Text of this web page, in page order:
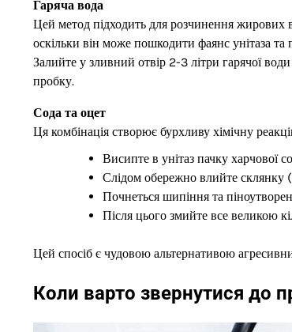
Гаряча вода
Цей метод підходить для розчинення жирових
оскільки він може пошкодити фаянс унітаза
Залийте у зливний отвір 2-3 літри гарячої
пробку.
Сода та оцет
Ця комбінація створює бурхливу хімічну
Висипте в унітаз пачку харчової
Слідом обережно влийте склянку
Почнеться шипіння та
Після цього змийте все великою
Цей спосіб є чудовою альтернативою
Коли варто звернутися до